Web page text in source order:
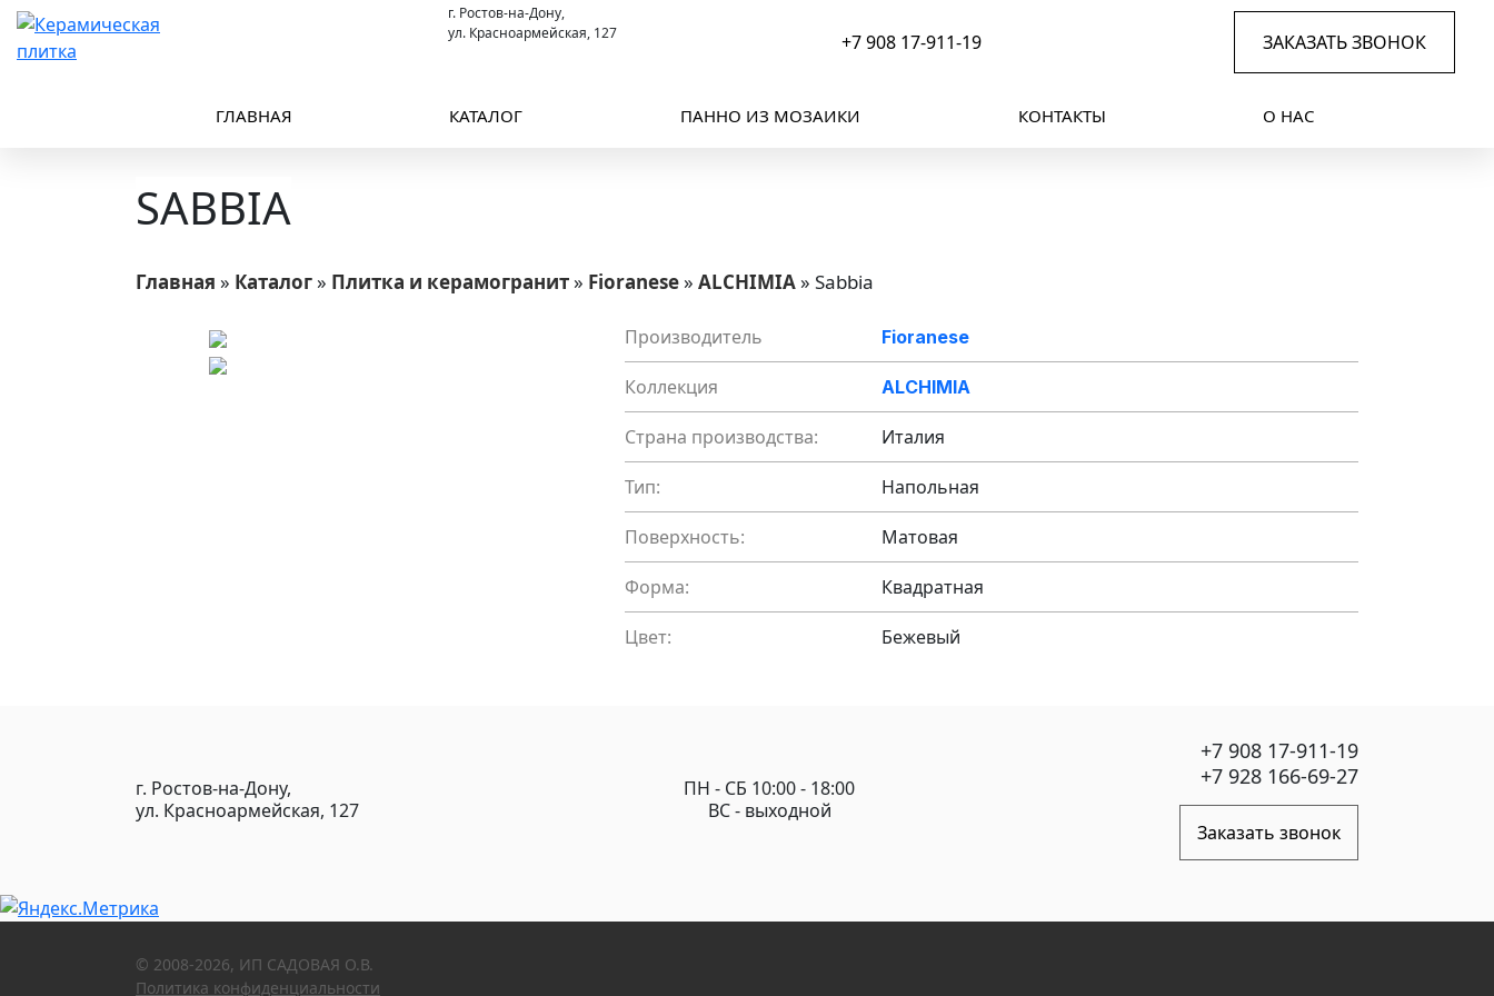
г. Ростов-на-Дону,
ул. Красноармейская, 127
ГЛАВНАЯ КАТАЛОГ ПАННО ИЗ МОЗАИКИ КОНТАКТЫ О НАС
+7 908 17-911-19 ЗАКАЗАТЬ ЗВОНОК
SABBIA
Главная » Каталог» Плитка и керамогранит» Fioranese» ALCHIMIA» Sabbia
Производитель Fioranese
Коллекция ALCHIMIA
Страна производства: Италия
Тип: Напольная
Поверхность: Матовая
Форма: Квадратная
Цвет: Бежевый
г. Ростов-на-Дону,
ул. Красноармейская, 127
ПН - СБ 10:00 - 18:00
ВС - выходной
+7 908 17-911-19
+7 928 166-69-27
Заказать звонок
© 2008-2026, ИП САДОВАЯ О.В.
Политика конфиденциальности